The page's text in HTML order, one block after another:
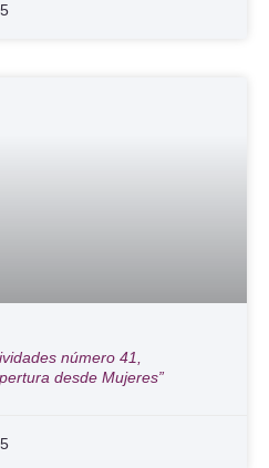
número 41,
desde Mujeres”